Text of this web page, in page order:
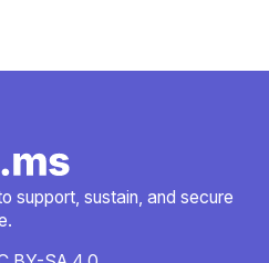
support, sustain, and secure